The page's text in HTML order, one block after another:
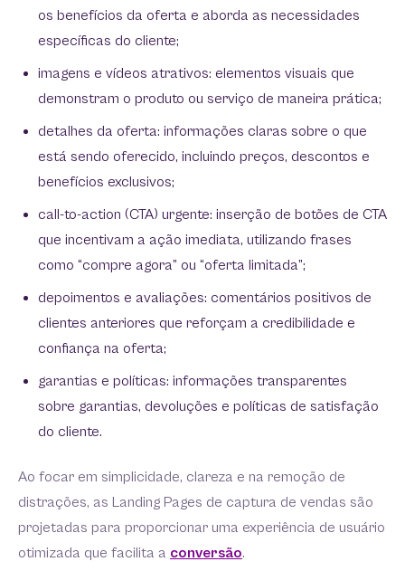
os benefícios da oferta e aborda as necessidades
específicas do cliente;
imagens e vídeos atrativos: elementos visuais que
demonstram o produto ou serviço de maneira prática;
detalhes da oferta: informações claras sobre o que
está sendo oferecido, incluindo preços, descontos e
benefícios exclusivos;
call-to-action (CTA) urgente: inserção de botões de CTA
que incentivam a ação imediata, utilizando frases
como “compre agora” ou “oferta limitada”;
depoimentos e avaliações: comentários positivos de
clientes anteriores que reforçam a credibilidade e
confiança na oferta;
garantias e políticas: informações transparentes
sobre garantias, devoluções e políticas de satisfação
do cliente.
Ao focar em simplicidade, clareza e na remoção de
distrações, as Landing Pages de captura de vendas são
projetadas para proporcionar uma experiência de usuário
otimizada que facilita a conversão.